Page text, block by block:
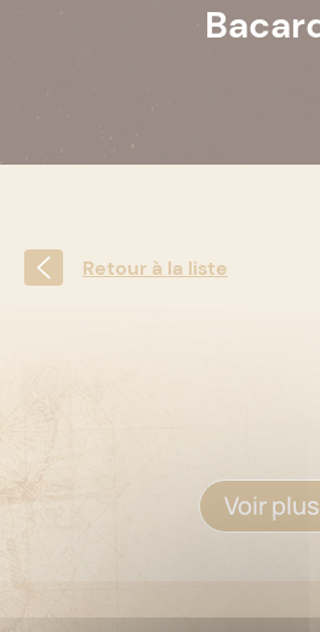
Retour à la liste
Voir plus